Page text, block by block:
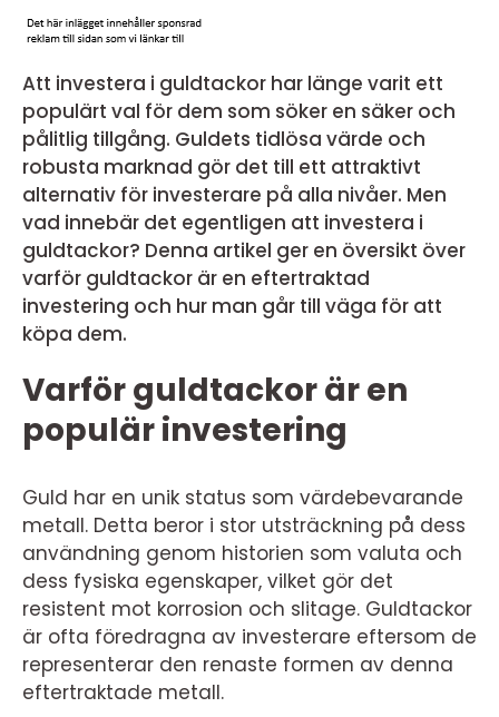
Att investera i guldtackor har länge varit ett
populärt val för dem som söker en säker och
pålitlig tillgång. Guldets tidlösa värde och
robusta marknad gör det till ett attraktivt
alternativ för investerare på alla nivåer. Men
vad innebär det egentligen att investera i
guldtackor? Denna artikel ger en översikt över
varför guldtackor är en eftertraktad
investering och hur man går till väga för att
köpa dem.
Varför guldtackor är en
populär investering
Guld har en unik status som värdebevarande
metall. Detta beror i stor utsträckning på dess
användning genom historien som valuta och
dess fysiska egenskaper, vilket gör det
resistent mot korrosion och slitage. Guldtackor
är ofta föredragna av investerare eftersom de
representerar den renaste formen av denna
eftertraktade metall.